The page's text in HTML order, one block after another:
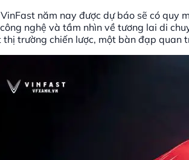
năm nay được dự báo sẽ có quy
nghệ và tầm nhìn về tương lai di
thị trường chiến lược, một bàn đạp quan